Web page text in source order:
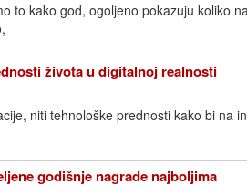
to kako god, ogoljeno pokazuju koliko
života u digitalnoj realnosti
niti tehnološke prednosti kako bi na
godišnje nagrade najboljima